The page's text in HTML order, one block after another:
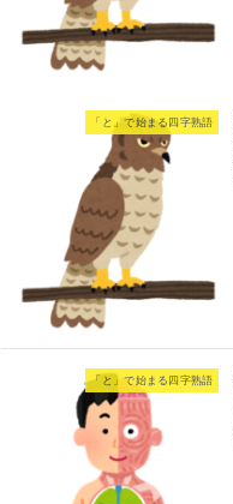
「と」で始まる四字熟語
「と」で始まる四字熟語